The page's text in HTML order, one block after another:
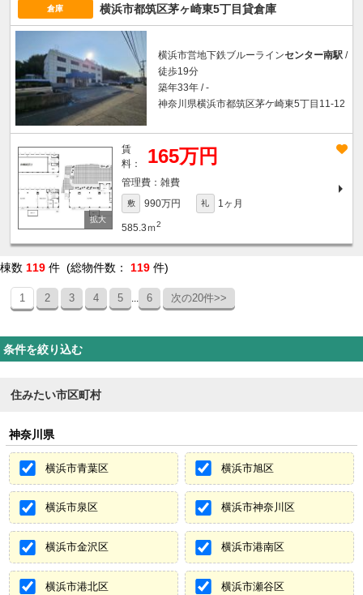
倉庫 横浜市都筑区茅ヶ崎東5丁目貸倉庫
横浜市営地下鉄ブルーラインセンター南駅 /
徒歩19分
築年33年 / -
神奈川県横浜市都筑区茅ケ崎東5丁目11-12
賃
料：
165万円
雑費
敷 990万円 礼 1ヶ月
585.3ｍ2
棟数 119 件 (総物件数： 119 件)
1 2 3 4 5 ... 6 次の20件>>
条件を絞り込む
住みたい市区町村
神奈川県
横浜市青葉区 横浜市旭区
横浜市泉区 横浜市神奈川区
横浜市金沢区 横浜市港南区
横浜市港北区 横浜市瀬谷区